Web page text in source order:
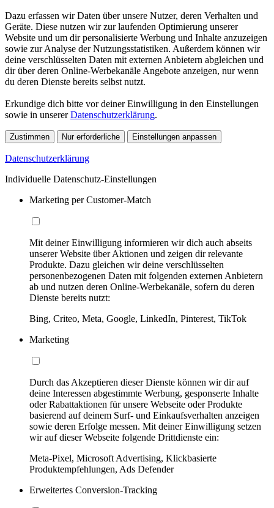
Dazu erfassen wir Daten über unsere Nutzer, deren Verhalten und
Geräte. Diese nutzen wir zur laufenden Optimierung unserer
Website und um dir personalisierte Werbung und Inhalte anzuzeigen
sowie zur Analyse der Nutzungsstatistiken. Außerdem können wir
deine verschlüsselten Daten mit externen Anbietern abgleichen und
dir über deren Online-Werbekanäle Angebote anzeigen, nur wenn
du deren Dienste bereits selbst nutzt.
Erkundige dich bitte vor deiner Einwilligung in den Einstellungen
sowie in unsererDatenschutzerklärung.
Zustimmen Nur erforderliche Einstellungen anpassen
Datenschutzerklärung
Individuelle Datenschutz-Einstellungen
Marketing per Customer-Match
Mit deiner Einwilligung informieren wir dich auch abseits
unserer Website über Aktionen und zeigen dir relevante
Produkte. Dazu gleichen wir deine verschlüsselten
personenbezogenen Daten mit folgenden externen Anbietern
ab und nutzen deren Online-Werbekanäle, sofern du deren
Dienste bereits nutzt:
Bing, Criteo, Meta, Google, LinkedIn, Pinterest, TikTok
Marketing
Durch das Akzeptieren dieser Dienste können wir dir auf
deine Interessen abgestimmte Werbung, gesponserte Inhalte
oder Rabattaktionen für unsere Webseite oder Produkte
basierend auf deinem Surf- und Einkaufsverhalten anzeigen
sowie deren Erfolge messen. Mit deiner Einwilligung setzen
wir auf dieser Webseite folgende Drittdienste ein:
Meta-Pixel, Microsoft Advertising, Klickbasierte
Produktempfehlungen, Ads Defender
Erweitertes Conversion-Tracking